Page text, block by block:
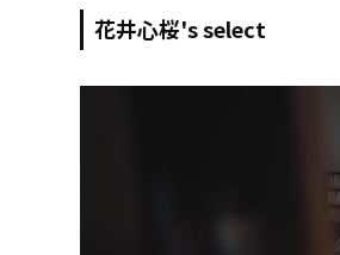
花井心桜's select